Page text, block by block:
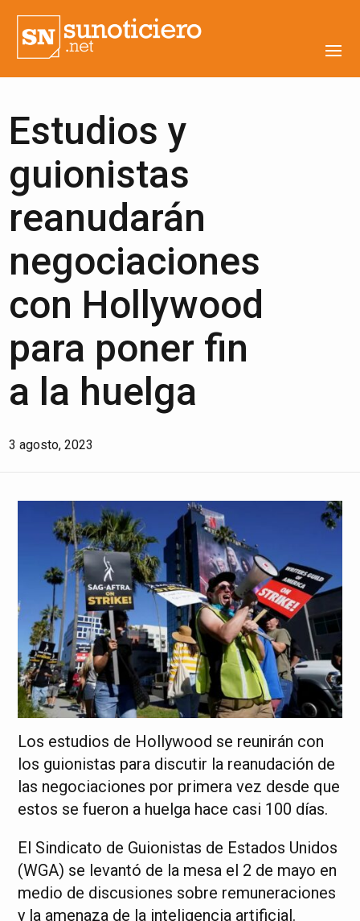
Estudios y
guionistas
reanudarán
negociaciones
con Hollywood
para poner fin
a la huelga
3 agosto, 2023
Los estudios de Hollywood se reunirán con
los guionistas para discutir la reanudación de
las negociaciones por primera vez desde que
estos se fueron a huelga hace casi 100 días.
El Sindicato de Guionistas de Estados Unidos
(WGA) se levantó de la mesa el 2 de mayo en
medio de discusiones sobre remuneraciones
y la amenaza de la inteligencia artificial.